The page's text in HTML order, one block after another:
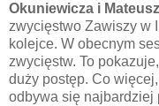
Okuniewicza i
zwycięstwo Zawiszy w
kolejce. W obecnym
zwycięstw. To
duży postęp. Co
odbywa się najbardziej